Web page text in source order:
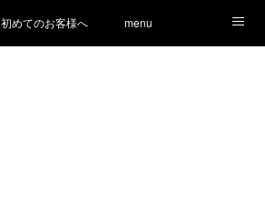
初めてのお客様へ menu